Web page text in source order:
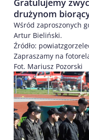
Gratulujemy
drużynom
Wśród zaproszonych
Artur Bieliński.
Źródło:
Zapraszamy na
Fot. Mariusz Pozorski